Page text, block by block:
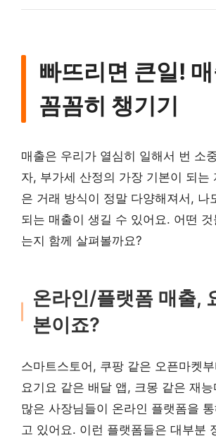
빠뜨리면 큰일!
꼼꼼히 챙기기
매출은 우리가 열심히 일해서 번 소
자, 부가세 산정의 가장 기본이 되는
은 거래 방식이 정말 다양해져서, 나
되는 매출이 생길 수 있어요. 어떤
는지 함께 살펴볼까요?
온라인/플랫폼 매출,
본이죠?
스마트스토어, 쿠팡 같은 오픈마켓
요기요 같은 배달 앱, 크몽 같은 재
많은 사장님들이 온라인 플랫폼을
고 있어요. 이런 플랫폼들은 대부분